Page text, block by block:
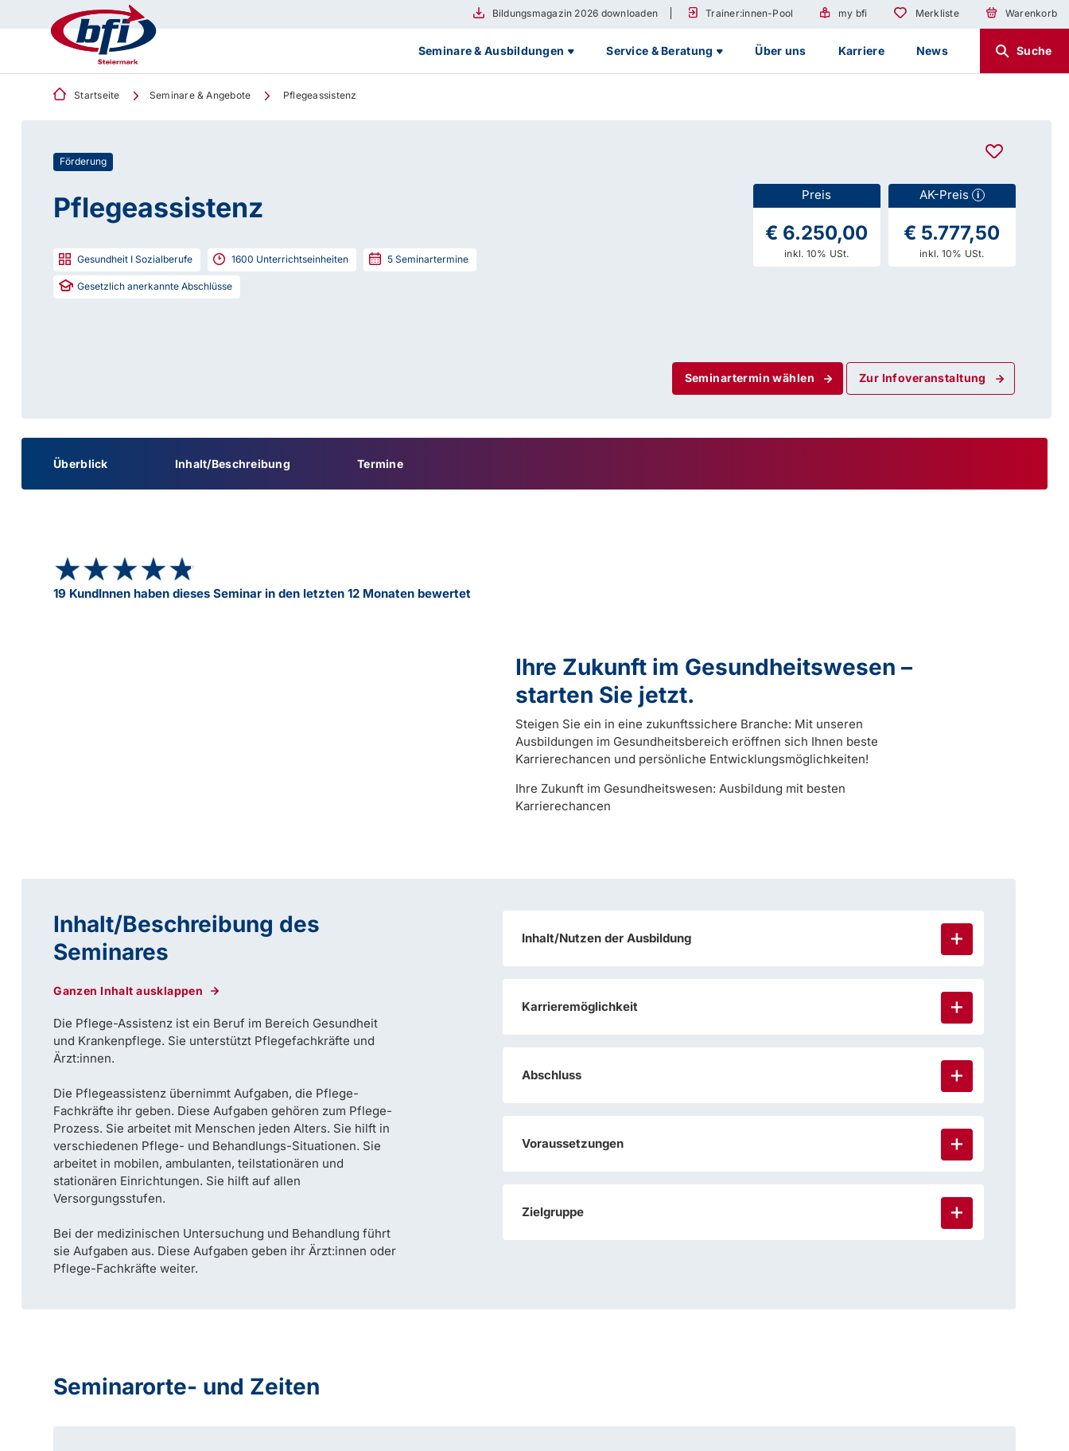
Bildungsmagazin 2026 downloaden Trainer:innen-Pool my bfi Merkliste Warenkorb
Seminare & Ausbildungen Service & Beratung Über uns Karriere News Suche
Startseite Seminare & Angebote Pflegeassistenz
Förderung
Pflegeassistenz
Gesundheit I Sozialberufe 1600 Unterrichtseinheiten 5 Seminartermine
Gesetzlich anerkannte Abschlüsse
AK-Preis i
€ 5.777,50
inkl. 10% USt.
Preis
€ 6.250,00
inkl. 10% USt.
Seminartermin wählen Zur Infoveranstaltung
Überblick Inhalt/Beschreibung Termine
★★★★★
★★★★★
19 KundInnen haben dieses Seminar in den letzten 12 Monaten bewertet
Ihre Zukunft im Gesundheitswesen –
starten Sie jetzt.
Steigen Sie ein in eine zukunftssichere Branche: Mit unseren
Ausbildungen im Gesundheitsbereich eröffnen sich Ihnen beste
Karrierechancen und persönliche Entwicklungsmöglichkeiten!
Ihre Zukunft im Gesundheitswesen: Ausbildung mit besten
Karrierechancen
Inhalt/Beschreibung des
Seminares
Ganzen Inhalt ausklappen
Die Pflege-Assistenz ist ein Beruf im Bereich Gesundheit
und Krankenpflege. Sie unterstützt Pflegefachkräfte und
Ärzt:innen.
Die Pflegeassistenz übernimmt Aufgaben, die Pflege-
Fachkräfte ihr geben. Diese Aufgaben gehören zum Pflege-
Prozess. Sie arbeitet mit Menschen jeden Alters. Sie hilft in
verschiedenen Pflege- und Behandlungs-Situationen. Sie
arbeitet in mobilen, ambulanten, teilstationären und
stationären Einrichtungen. Sie hilft auf allen
Versorgungsstufen.
Bei der medizinischen Untersuchung und Behandlung führt
sie Aufgaben aus. Diese Aufgaben geben ihr Ärzt:innen oder
Pflege-Fachkräfte weiter.
Inhalt/Nutzen der Ausbildung
Karrieremöglichkeit
Abschluss
Voraussetzungen
Zielgruppe
Seminarorte- und Zeiten